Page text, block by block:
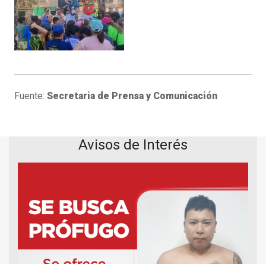
Fuente: Secretaria de Prensa y Comunicación
Avisos de Interés